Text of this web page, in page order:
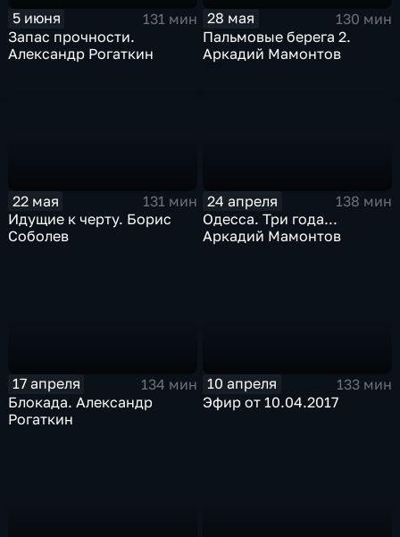
5 июня
131 мин
Запас прочности.
Александр Рогаткин
28 мая
130 мин
Пальмовые берега 2.
Аркадий Мамонтов
22 мая
131 мин
Идущие к черту. Борис
Соболев
24 апреля
138 мин
Одесса. Три года...
Аркадий Мамонтов
17 апреля
134 мин
Блокада. Александр
Рогаткин
10 апреля
133 мин
Эфир от 10.04.2017